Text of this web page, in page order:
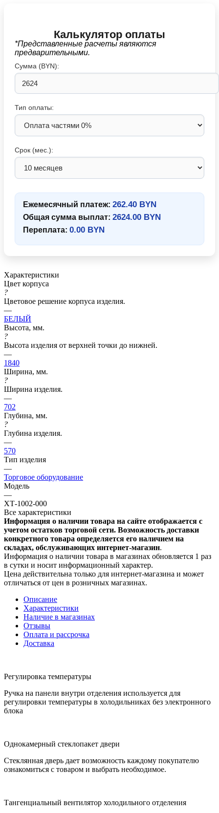
Калькулятор оплаты
*Представленные расчеты являются
предварительными.
Сумма (BYN):
Тип оплаты:
Срок (мес.):
Ежемесячный платеж: 262.40 BYN
Общая сумма выплат: 2624.00 BYN
Переплата: 0.00 BYN
Характеристики
Цвет корпуса
?
Цветовое решение корпуса изделия.
—
БЕЛЫЙ
Высота, мм.
?
Высота изделия от верхней точки до нижней.
—
1840
Ширина, мм.
?
Ширина изделия.
—
702
Глубина, мм.
?
Глубина изделия.
—
570
Тип изделия
—
Торговое оборудование
Модель
—
ХТ-1002-000
Все характеристики
Информация о наличии товара на сайте отображается с
учетом остатков торговой сети. Возможность доставки
конкретного товара определяется его наличием на
складах, обслуживающих интернет-магазин.
Информация о наличии товара в магазинах обновляется 1 раз
в сутки и носит информационный характер.
Цена действительна только для интернет-магазина и может
отличаться от цен в розничных магазинах.
Описание
Характеристики
Наличие в магазинах
Отзывы
Оплата и рассрочка
Доставка
Регулировка температуры
Ручка на панели внутри отделения используется для
регулировки температуры в холодильниках без электронного
блока
Однокамерный стеклопакет двери
Стеклянная дверь дает возможность каждому покупателю
ознакомиться с товаром и выбрать необходимое.
Тангенциальный вентилятор холодильного отделения